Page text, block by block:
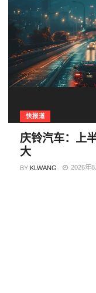
快报道
庆铃汽车：上
大
BY KLWANG 2026年8